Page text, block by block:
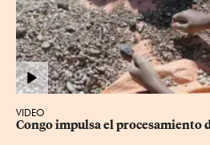
VIDEO
Congo impulsa el procesamiento